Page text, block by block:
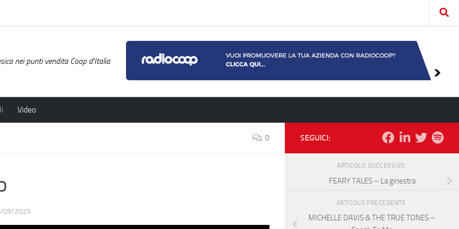
nei punti vendita Coop d'Italia
Video
0
09/2025
SEGUICI:
ARTICOLO SUCCESSIVO
FEARY TALES – La ginestra
ARTICOLO PRECEDENTE
MICHELLE DAVIS & THE TRUE TONES –